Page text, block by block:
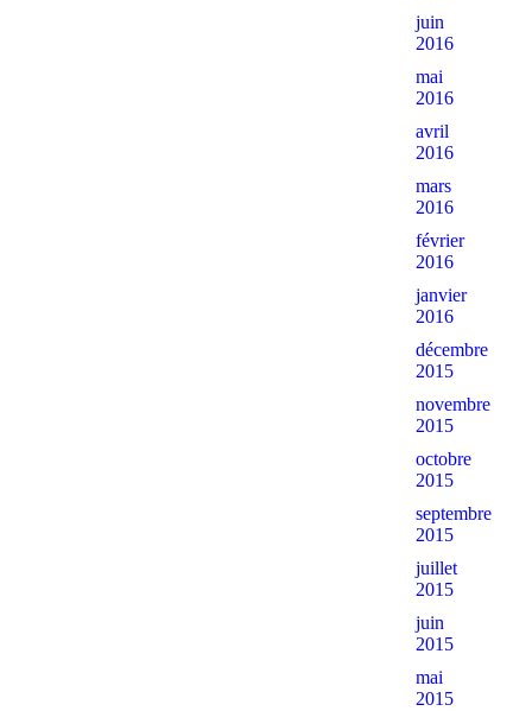
juin
2016
mai
2016
avril
2016
mars
2016
février
2016
janvier
2016
décembre
2015
novembre
2015
octobre
2015
septembre
2015
juillet
2015
juin
2015
mai
2015